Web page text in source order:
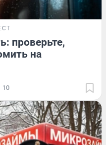
проверьте,
на
10